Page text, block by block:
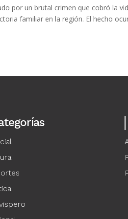
por un brutal crimen que cobró la
familiar en la región. El hecho